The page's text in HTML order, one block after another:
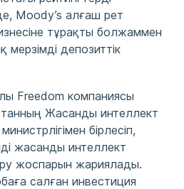
Moody’s алғаш рет
тұрақты болжаммен
мерзімді депозиттік
Freedom компаниясы
Жасанды интеллект
бірлесіп,
жасанды интеллект
жоспарын жариялады.
салған инвестиция